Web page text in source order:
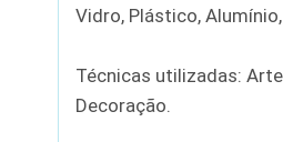
Vidro, Plástico,
Técnicas utilizadas:
Decoração.